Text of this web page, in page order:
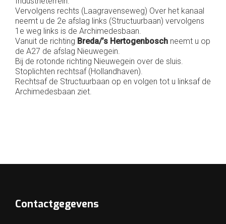
Vervolgens rechts (Laagravenseweg) Over het kanaal
neemt u de 2e afslag links (Structuurbaan) vervolgens
1e weg links is de Archimedesbaan.
Vanuit de richting Breda/’s Hertogenbosch neemt u op
de A27 de afslag Nieuwegein.
Bij de rotonde richting Nieuwegein over de sluis.
Stoplichten rechtsaf (Hollandhaven).
Rechtsaf de Structuurbaan op en volgen tot u linksaf de
Archimedesbaan ziet.
Contactgegevens